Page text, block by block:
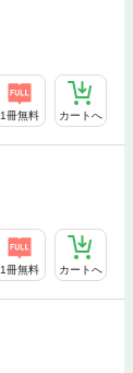
1冊無料 カートへ
1冊無料 カートへ